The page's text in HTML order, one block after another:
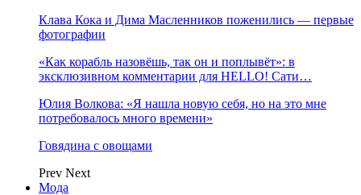
Клава Кока и Дима Масленников поженились — первые
фотографии
«Как корабль назовёшь, так он и поплывёт»: в
эксклюзивном комментарии для HELLO! Сати…
Юлия Волкова: «Я нашла новую себя, но на это мне
потребовалось много времени»
Говядина с овощами
Prev Next
Мода